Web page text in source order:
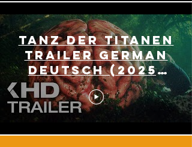
TANZ DER TITANEN
Trailer German
Deutsch (2025)
Cate Blanchett,
Alicia Vikander